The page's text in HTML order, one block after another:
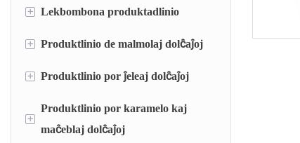
+ Lekbombona produktadlinio
linio por deponado de lekbombonoj
lekbombon-ŝpruc-formada linio
Plata lekbombona ŝtampilo-formado kaj
+ Produktlinio de malmolaj dolĉaĵoj
Linio por deponado de malmolaj
Linio por formado de malmolaj bombonoj
+ Produktlinio por ĵeleaj dolĉaĵoj
Linio por deponado de ĵeleaj dolĉaĵoj
Ĵelea magnatmaŝino
+
Produktlinio por karamelo kaj
maĉeblaj dolĉaĵoj